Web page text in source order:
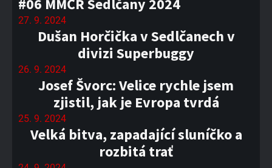
#06 MMČR Sedlčany 2024
27. 9. 2024
Dušan Horčička v Sedlčanech v
divizi Superbuggy
26. 9. 2024
Josef Švorc: Velice rychle jsem
zjistil, jak je Evropa tvrdá
25. 9. 2024
Velká bitva, zapadající sluníčko a
rozbitá trať